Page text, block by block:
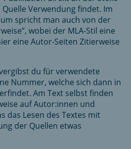
Verwendung findet. Im
spricht man auch von der
wobei der MLA-Stil eine
eine Autor-Seiten Zitierweise
du für verwendete
Nummer, welche sich dann in
Am Text selbst finden
auf Autor:innen und
das Lesen des Textes mit
der Quellen etwas